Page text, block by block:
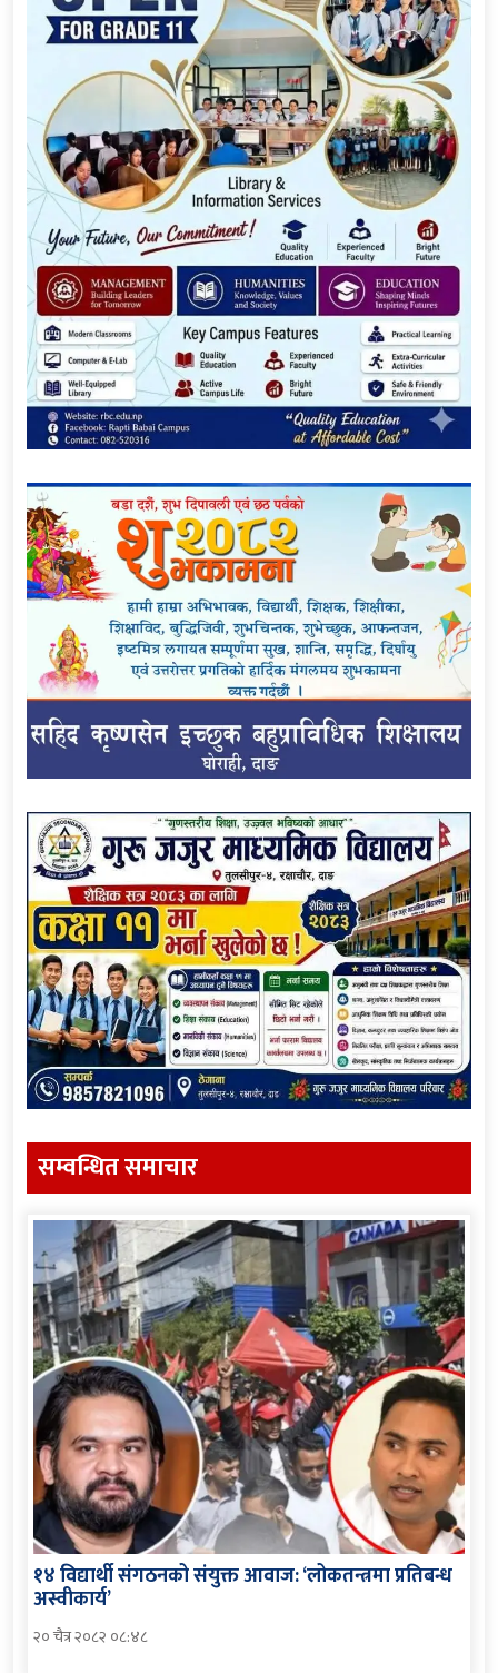
सम्वन्धित समाचार
१४ विद्यार्थी संगठनको संयुक्त आवाज: ‘लोकतन्त्रमा प्रतिबन्ध
अस्वीकार्य’
२० चैत्र २०८२ ०८:४८